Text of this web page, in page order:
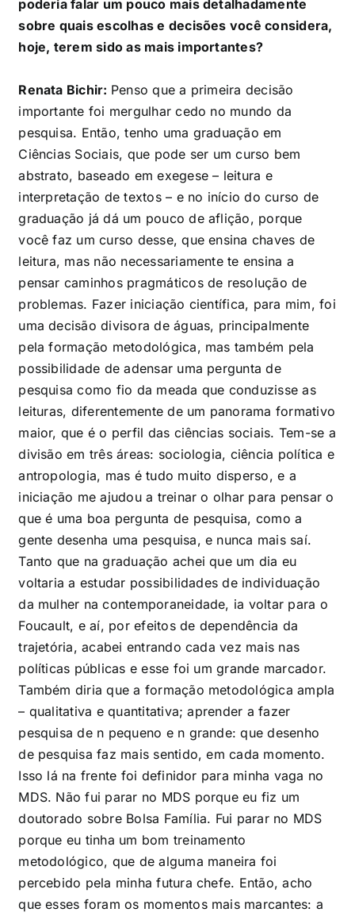
poderia falar um pouco mais detalhadamente
sobre quais escolhas e decisões você considera,
hoje, terem sido as mais importantes?
Renata Bichir: Penso que a primeira decisão
importante foi mergulhar cedo no mundo da
pesquisa. Então, tenho uma graduação em
Ciências Sociais, que pode ser um curso bem
abstrato, baseado em exegese – leitura e
interpretação de textos – e no início do curso de
graduação já dá um pouco de aflição, porque
você faz um curso desse, que ensina chaves de
leitura, mas não necessariamente te ensina a
pensar caminhos pragmáticos de resolução de
problemas. Fazer iniciação científica, para mim, foi
uma decisão divisora de águas, principalmente
pela formação metodológica, mas também pela
possibilidade de adensar uma pergunta de
pesquisa como fio da meada que conduzisse as
leituras, diferentemente de um panorama formativo
maior, que é o perfil das ciências sociais. Tem-se a
divisão em três áreas: sociologia, ciência política e
antropologia, mas é tudo muito disperso, e a
iniciação me ajudou a treinar o olhar para pensar o
que é uma boa pergunta de pesquisa, como a
gente desenha uma pesquisa, e nunca mais saí.
Tanto que na graduação achei que um dia eu
voltaria a estudar possibilidades de individuação
da mulher na contemporaneidade, ia voltar para o
Foucault, e aí, por efeitos de dependência da
trajetória, acabei entrando cada vez mais nas
políticas públicas e esse foi um grande marcador.
Também diria que a formação metodológica ampla
– qualitativa e quantitativa; aprender a fazer
pesquisa de n pequeno e n grande: que desenho
de pesquisa faz mais sentido, em cada momento.
Isso lá na frente foi definidor para minha vaga no
MDS. Não fui parar no MDS porque eu fiz um
doutorado sobre Bolsa Família. Fui parar no MDS
porque eu tinha um bom treinamento
metodológico, que de alguma maneira foi
percebido pela minha futura chefe. Então, acho
que esses foram os momentos mais marcantes: a